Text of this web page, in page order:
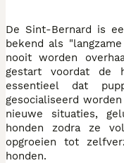
De Sint-Bernard is
bekend als
nooit worden
gestart voordat de
essentieel dat
gesocialiseerd
nieuwe situaties,
honden zodra ze
opgroeien tot
honden.